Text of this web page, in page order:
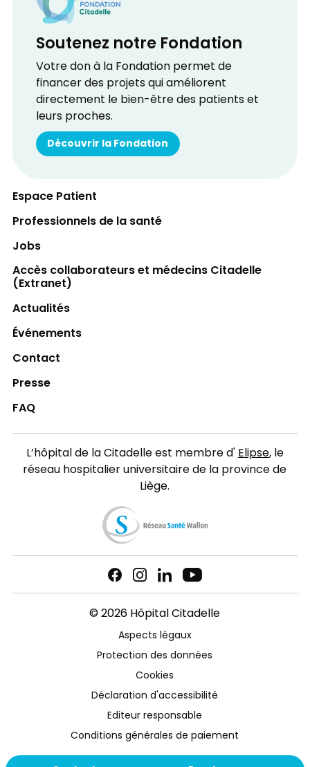
Soutenez notre Fondation
Votre don à la Fondation permet de
financer des projets qui améliorent
directement le bien-être des patients et
leurs proches.
Découvrir la Fondation
Espace Patient
Professionnels de la santé
Jobs
Accès collaborateurs et médecins Citadelle
(Extranet)
Actualités
Événements
Contact
Presse
FAQ
L’hôpital de la Citadelle est membre d'Elipse, le
réseau hospitalier universitaire de la province de
Liège.
© 2026 Hôpital Citadelle
Aspects légaux
Protection des données
Cookies
Déclaration d'accessibilité
Editeur responsable
Conditions générales de paiement